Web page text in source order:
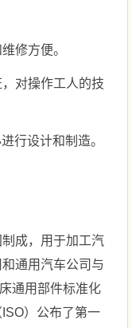
修方便。
对操作工人的技
行设计和制造。
成，用于加工汽
通用汽车公司与
通用部件标准化
）公布了第一